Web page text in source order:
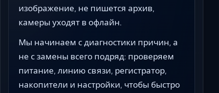
изображение, не пишется архив,
камеры уходят в офлайн.
Мы начинаем с диагностики причин, а
не с замены всего подряд: проверяем
питание, линию связи, регистратор,
накопители и настройки, чтобы быстро